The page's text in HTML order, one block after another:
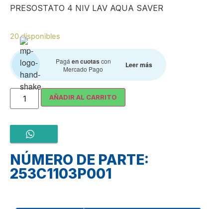
PRESOSTATO 4 NIV LAV AQUA SAVER
20 disponibles
Pagáen cuotas con
Mercado Pago
Leer más
AÑADIR AL CARRITO
NÚMERO DE PARTE:
253C1103P001